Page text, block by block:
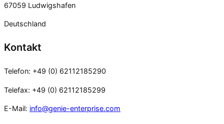
67059 Ludwigshafen
Deutschland
Kontakt
Telefon: +49 (0) 62112185290
Telefax: +49 (0) 62112185299
E-Mail: info@genie-enterprise.com